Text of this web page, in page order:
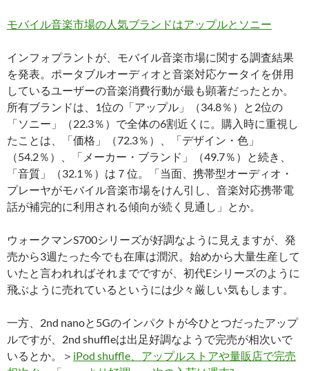
モバイル音楽市場の人気ブランドはアップルとソニー
インフォプラントが、モバイル音楽市場に関する調査結果
を発表。ポータブルオーディオと音楽対応ケータイを併用
しているユーザーの音楽消費行動が最も顕著だったとか。
所有ブランドは、1位の「アップル」（34.8％）と2位の
「ソニー」（22.3％）で全体の6割近くに。購入時に重視し
たことは、「価格」（72.3％）、「デザイン・色」
（54.2％）、「メーカー・ブランド」（49.7％）と続き、
「音質」（32.1％）は７位。「当面、携帯型オーディオ・
プレーヤがモバイル音楽市場をけん引し、音楽対応携帯電
話が補完的に利用される傾向が続く見通し」とか。
ウォークマンS700シリーズが好調なように見えますが、発
売から3週たった今でも在庫は潤沢。始めから大量生産して
いたと言われればそれまでですが、初代Eシリーズのように
飛ぶように売れているというには少々厳しい気もします。
一方、2nd nanoと5Gのインパクトが今ひとつだったアップ
ルですが、2nd shuffleは出足好調なようで完売が相次いで
いるとか。＞ iPod shuffle、アップルストアや量販店で完売